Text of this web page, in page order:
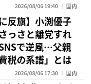
2026/08/06 19:40 国内
反旗】小渕優子
っさと離党すれ
で逆風…父親
税の系譜」とは
2026/08/06 17:30 国内